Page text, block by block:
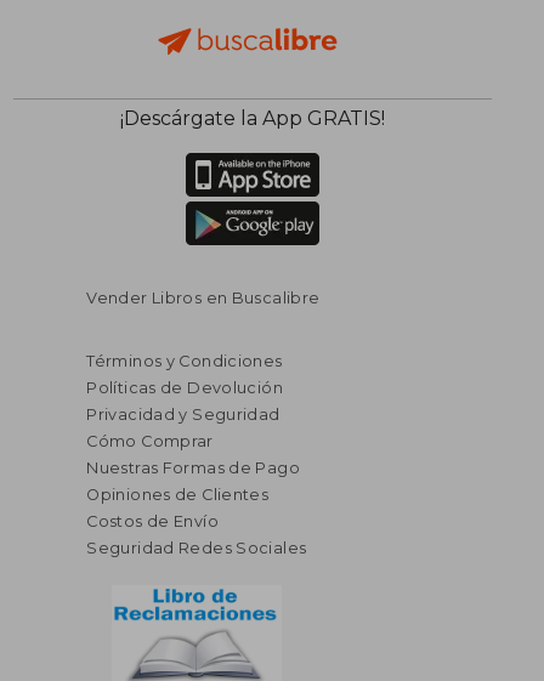
45% $ 83.15
$ 45.73
45%
dcto.
¡Descárgate la App GRATIS!
Vender Libros en Buscalibre
Términos y Condiciones
Políticas de Devolución
Privacidad y Seguridad
Cómo Comprar
Nuestras Formas de Pago
Opiniones de Clientes
Costos de Envío
Seguridad Redes Sociales